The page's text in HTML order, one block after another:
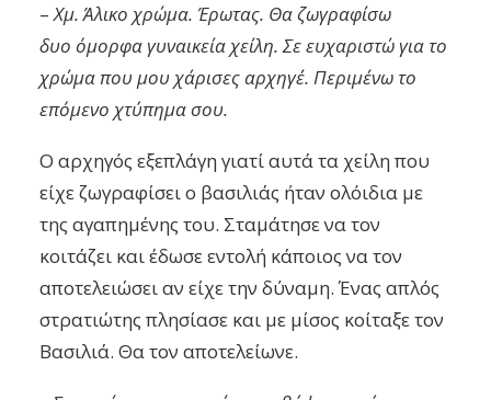
–Χμ. Άλικο χρώμα. Έρωτας. Θα ζωγραφίσω
δυο όμορφα γυναικεία χείλη. Σε ευχαριστώ για το
χρώμα που μου χάρισες αρχηγέ. Περιμένω το
επόμενο χτύπημα σου.
Ο αρχηγός εξεπλάγη γιατί αυτά τα χείλη που
είχε ζωγραφίσει ο βασιλιάς ήταν ολόιδια με
της αγαπημένης του. Σταμάτησε να τον
κοιτάζει και έδωσε εντολή κάποιος να τον
αποτελειώσει αν είχε την δύναμη. Ένας απλός
στρατιώτης πλησίασε και με μίσος κοίταξε τον
Βασιλιά. Θα τον αποτελείωνε.